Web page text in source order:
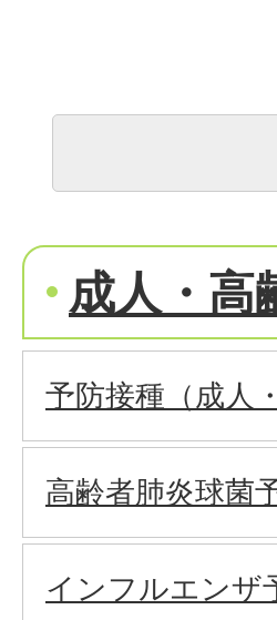
成人・高
予防接種（成人
高齢者肺炎球菌
インフルエンザ